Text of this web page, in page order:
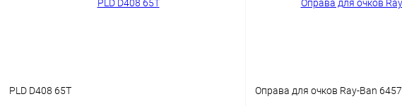
PLD D408 65T Оправа для очков Ray-Ban 6457